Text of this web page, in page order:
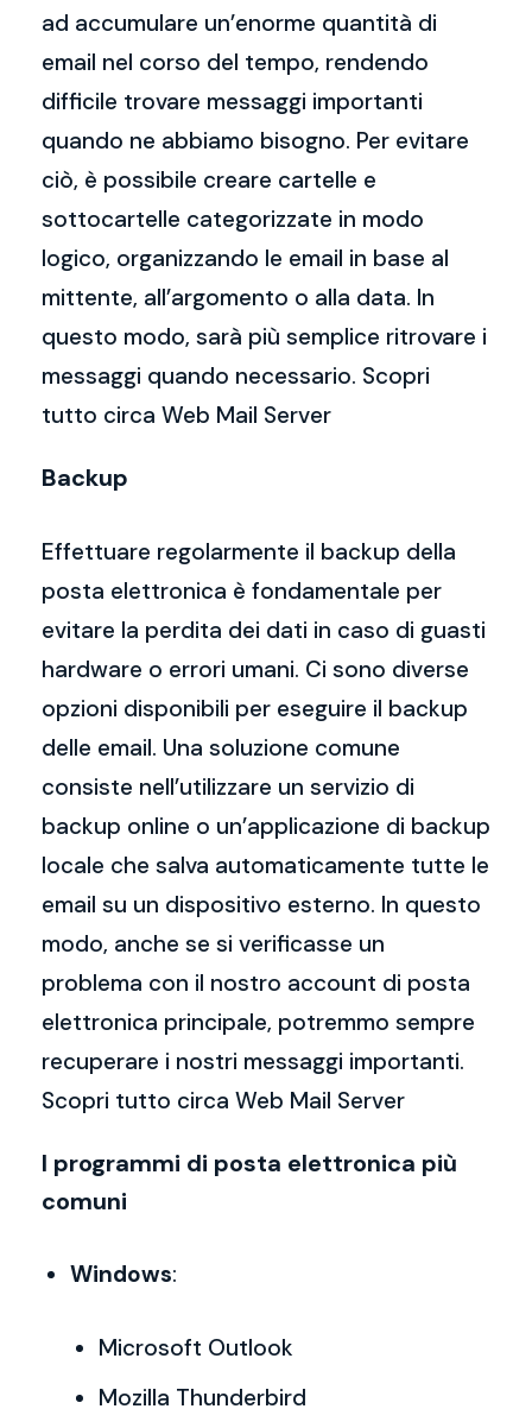
ad accumulare un’enorme quantità di
email nel corso del tempo, rendendo
difficile trovare messaggi importanti
quando ne abbiamo bisogno. Per evitare
ciò, è possibile creare cartelle e
sottocartelle categorizzate in modo
logico, organizzando le email in base al
mittente, all’argomento o alla data. In
questo modo, sarà più semplice ritrovare i
messaggi quando necessario. Scopri
tutto circa Web Mail Server
Backup
Effettuare regolarmente il backup della
posta elettronica è fondamentale per
evitare la perdita dei dati in caso di guasti
hardware o errori umani. Ci sono diverse
opzioni disponibili per eseguire il backup
delle email. Una soluzione comune
consiste nell’utilizzare un servizio di
backup online o un’applicazione di backup
locale che salva automaticamente tutte le
email su un dispositivo esterno. In questo
modo, anche se si verificasse un
problema con il nostro account di posta
elettronica principale, potremmo sempre
recuperare i nostri messaggi importanti.
Scopri tutto circa Web Mail Server
I programmi di posta elettronica più
comuni
Windows:
Microsoft Outlook
Mozilla Thunderbird